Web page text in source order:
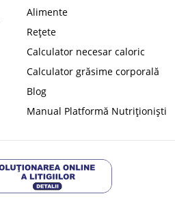
Alimente
Rețete
Calculator necesar caloric
Calculator grăsime corporală
Blog
Manual Platformă Nutriționiști